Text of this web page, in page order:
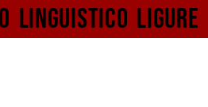
linguistico ligure